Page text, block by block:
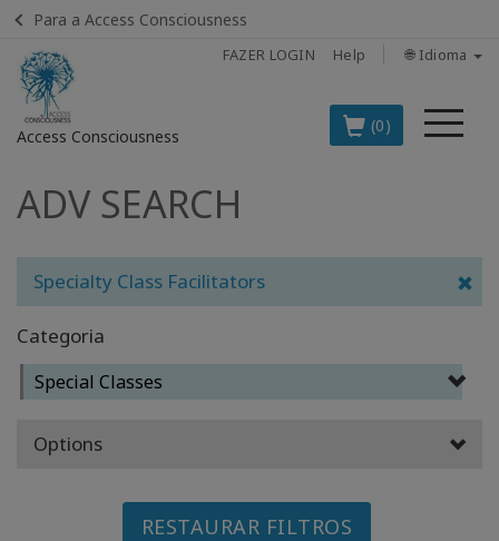
Para a Access Consciousness
FAZER LOGIN Help 🌐 Idioma
Access Consciousness
(0)
Fazer
login
sua
conta
PRINCIPAIS
PRODUTOS
PORTUGUÊS
ADV SEARCH
Specialty Class Facilitators
Categoria
Special Classes
Options
RESTAURAR FILTROS